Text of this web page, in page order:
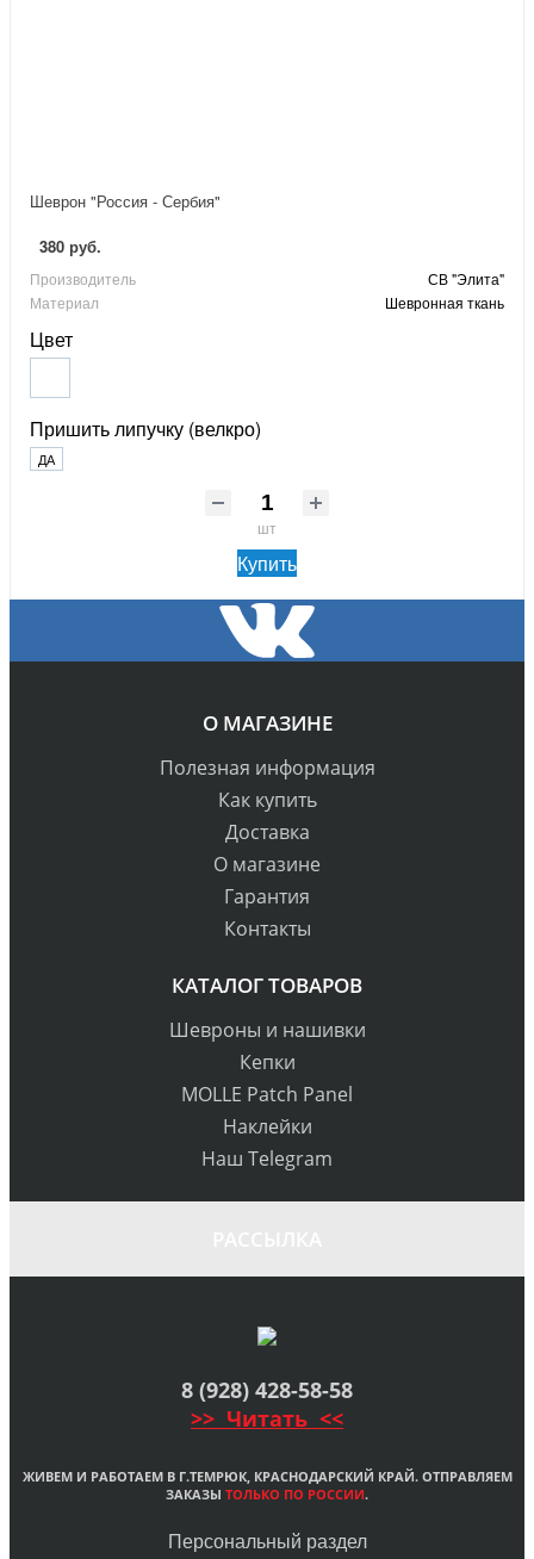
Шеврон "Россия - Сербия"
380 руб.
Производитель
СВ "Элита"
Материал
Шевронная ткань
Цвет
Пришить липучку (велкро)
ДА
шт
Купить
О МАГАЗИНЕ
Полезная информация
Как купить
Доставка
О магазине
Гарантия
Контакты
КАТАЛОГ ТОВАРОВ
Шевроны и нашивки
Кепки
MOLLE Patch Panel
Наклейки
Наш Telegram
8 (928) 428-58-58
>> Читать <<
ЖИВЕМ И РАБОТАЕМ В Г.ТЕМРЮК, КРАСНОДАРСКИЙ КРАЙ. ОТПРАВЛЯЕМ
ЗАКАЗЫ ТОЛЬКО ПО РОССИИ.
Персональный раздел